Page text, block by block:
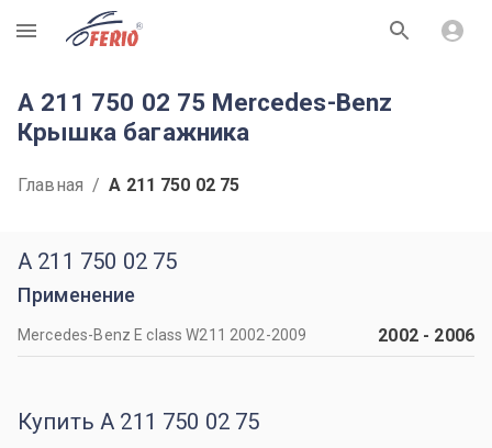
R
A 211 750 02 75 Mercedes-Benz
Крышка багажника
Главная / A 211 750 02 75
A 211 750 02 75
Применение
Mercedes-Benz E class W211 2002-2009 2002- 2006
Купить A 211 750 02 75